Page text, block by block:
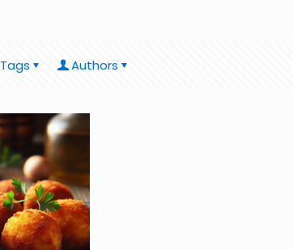
Tags Authors